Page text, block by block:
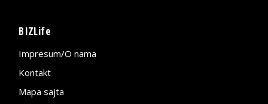
BIZLife
Impresum/O nama
Kontakt
Mapa sajta